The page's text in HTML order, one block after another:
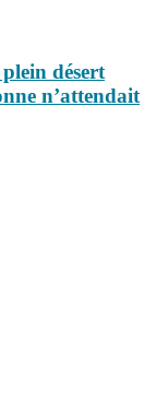
désert
n’attendait